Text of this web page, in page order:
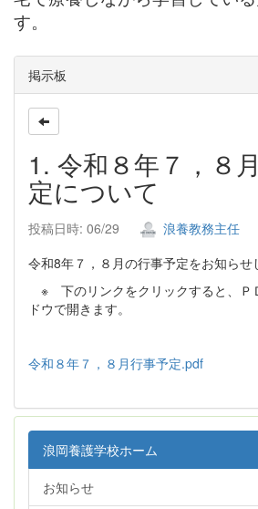
す。
掲示板
1. 令和８年７，８
定について
投稿日時: 06/29
浪養教務主任
令和8年７，８月の行事予定をお知らせ
※ 下のリンクをクリックすると、Ｐ
ドウで開きます。
令和８年７，８月行事予定.pdf
浪岡養護学校ホーム
お知らせ